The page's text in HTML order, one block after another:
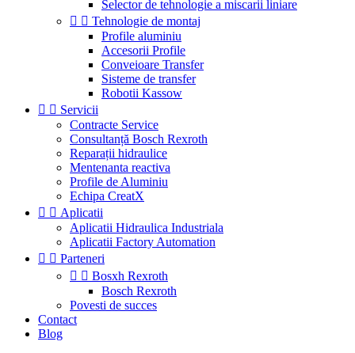
Selector de tehnologie a miscarii liniare
  Tehnologie de montaj
Profile aluminiu
Accesorii Profile
Conveioare Transfer
Sisteme de transfer
Robotii Kassow
  Servicii
Contracte Service
Consultanță Bosch Rexroth
Reparații hidraulice
Mentenanta reactiva
Profile de Aluminiu
Echipa CreatX
  Aplicatii
Aplicatii Hidraulica Industriala
Aplicatii Factory Automation
  Parteneri
  Bosxh Rexroth
Bosch Rexroth
Povesti de succes
Contact
Blog